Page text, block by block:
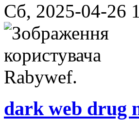
Сб, 2025-04-26
dark web drug